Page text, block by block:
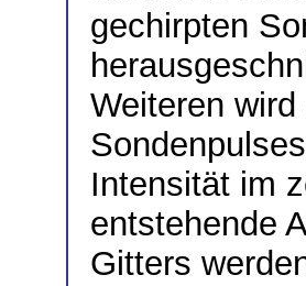
gechirpten
Weiteren
Intensität im
entstehende
Gitters